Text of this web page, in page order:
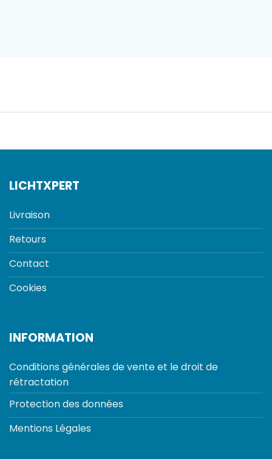
LICHTXPERT
Livraison
Retours
Contact
Cookies
INFORMATION
Conditions générales de vente et le droit de
rétractation
Protection des données
Mentions Légales